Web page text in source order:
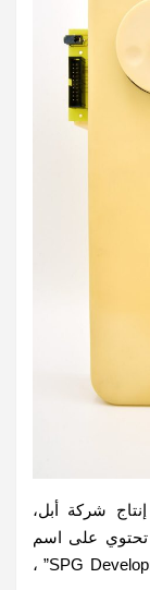
شركة أبل،
تحتوي على اسم
أبل وعلامات تعريف أخرى، مثل ملصق “SPG Development” ،